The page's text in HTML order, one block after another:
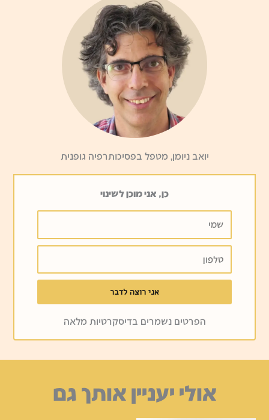
יואב ניומן, מטפל בפסיכותרפיה גופנית
כן, אני מוכן לשינוי
אני רוצה לדבר
הפרטים נשמרים בדיסקרטיות מלאה
אולי יעניין אותך גם